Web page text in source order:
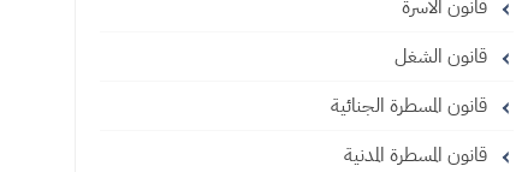
قانون الاسرة
قانون الشغل
قانون المسطرة الجنائية
قانون المسطرة المدنية